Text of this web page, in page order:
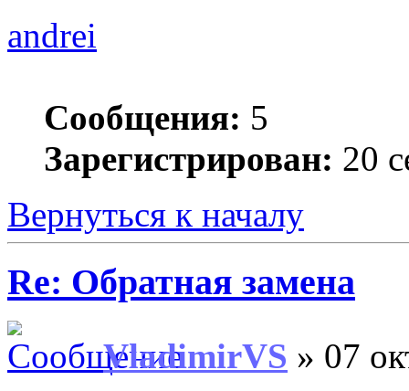
andrei
Сообщения: 5
Зарегистрирован: 20
Вернуться к началу
Re: Обратная замена
VladimirVS » 07